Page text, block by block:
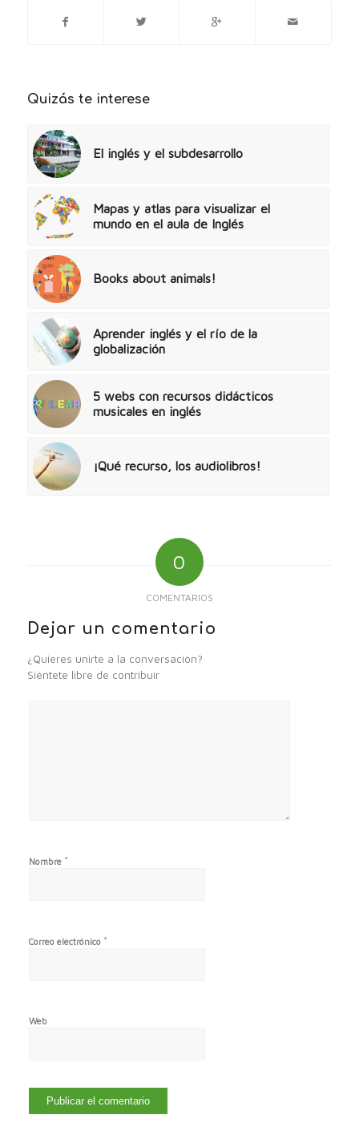
Quizás te interese
El inglés y el subdesarrollo
Mapas y atlas para visualizar el
mundo en el aula de Inglés
Books about animals!
Aprender inglés y el río de la
globalización
5 webs con recursos didácticos
musicales en inglés
¡Qué recurso, los audiolibros!
0
COMENTARIOS
Dejar un comentario
¿Quieres unirte a la conversación?
Siéntete libre de contribuir
Nombre *
Correo electrónico *
Web